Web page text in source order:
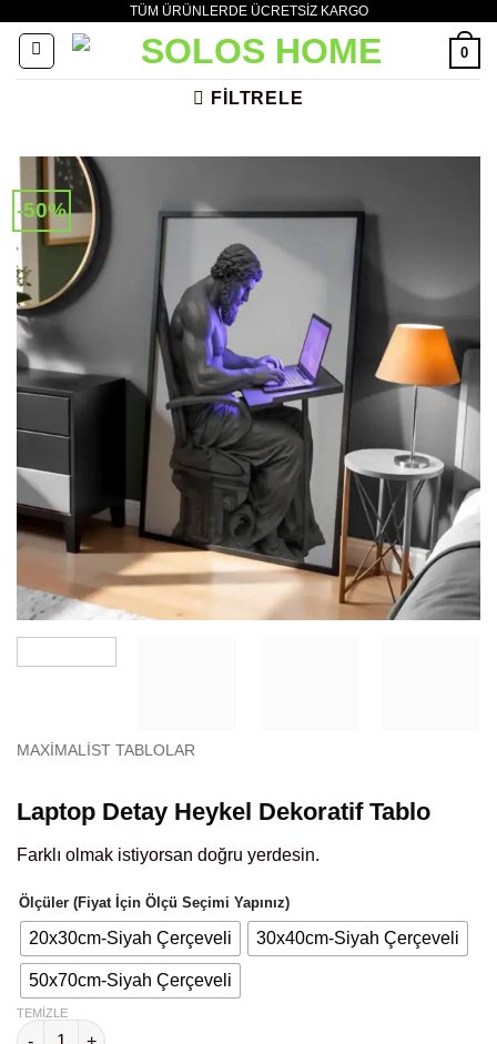
atla
TÜM ÜRÜNLERDE ÜCRETSİZ KARGO
0
FILTRELE
-50%
MAXIMALIST TABLOLAR
Laptop Detay Heykel Dekoratif Tablo
Farklı olmak istiyorsan doğru yerdesin.
Ölçüler (Fiyat İçin Ölçü Seçimi Yapınız)
20x30cm-Siyah Çerçeveli 30x40cm-Siyah Çerçeveli
50x70cm-Siyah Çerçeveli
TEMIZLE
Laptop Detay Heykel Dekoratif Tablo adet